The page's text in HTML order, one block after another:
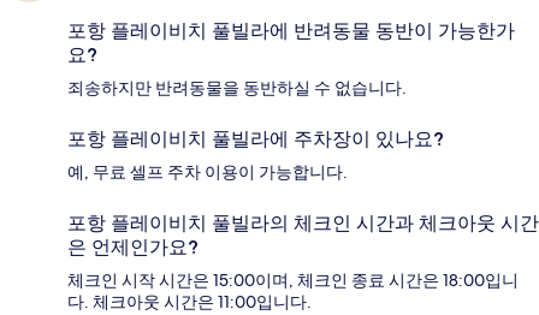
포항 플레이비치 풀빌라에 반려동물 동반이 가능한가
요?
죄송하지만 반려동물을 동반하실 수 없습니다.
포항 플레이비치 풀빌라에 주차장이 있나요?
예, 무료 셀프 주차 이용이 가능합니다.
포항 플레이비치 풀빌라의 체크인 시간과 체크아웃 시간
은 언제인가요?
체크인 시작 시간은 15:00이며, 체크인 종료 시간은 18:00입니
다. 체크아웃 시간은 11:00입니다.